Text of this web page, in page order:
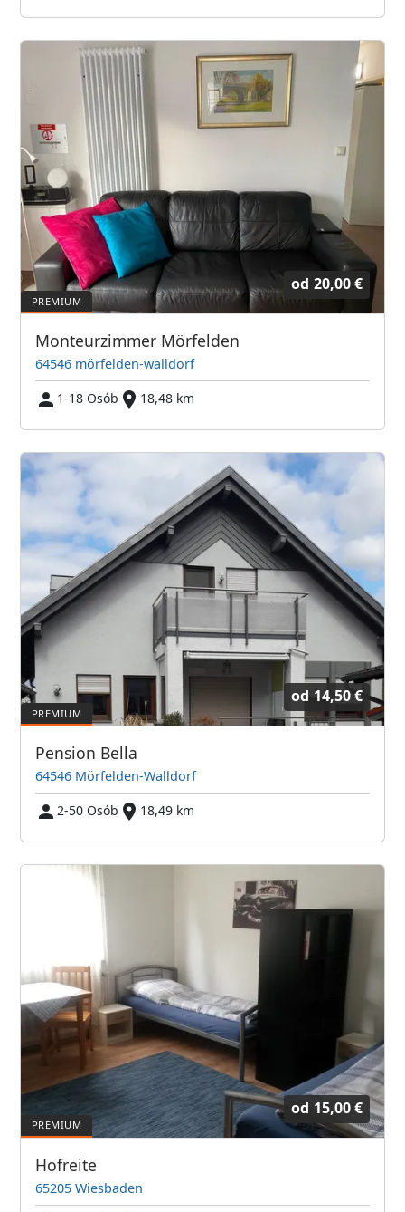
od 20,00 €
Monteurzimmer Mörfelden
64546 mörfelden-walldorf
1-18 Osób
18,48 km
od 14,50 €
Pension Bella
64546 Mörfelden-Walldorf
2-50 Osób
18,49 km
od 15,00 €
Hofreite
65205 Wiesbaden